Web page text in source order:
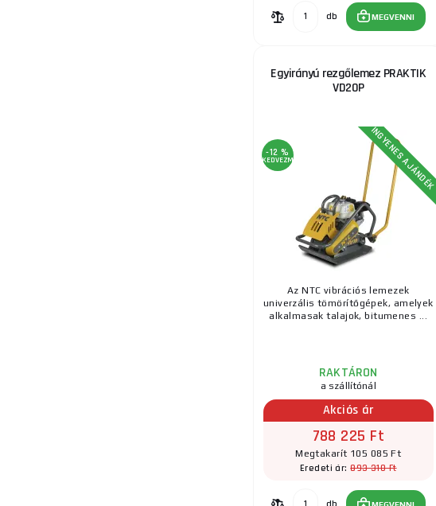
db MEGVENNI
Egyirányú rezgőlemez PRAKTIK
VD20P
-12 %
KEDVEZMÉNY INGYENES AJÁNDÉK
Az NTC vibrációs lemezek
univerzális tömörítőgépek, amelyek
alkalmasak talajok, bitumenes ...
RAKTÁRON
a szállítónál
Akciós ár
788 225 Ft
Megtakarít 105 085 Ft
Eredeti ár:893 310 Ft